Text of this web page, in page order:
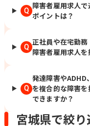
Q
障害者雇用求人
ポイントは？
Q
正社員や在宅勤
障害者雇用求人を
Q
発達障害やADHD
を複合的な障害
できますか？
宮城県で絞